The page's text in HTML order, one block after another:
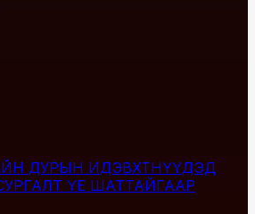
ДУРЫН ИДЭВХТНҮҮДЭД
ҮЕ ШАТТАЙГААР